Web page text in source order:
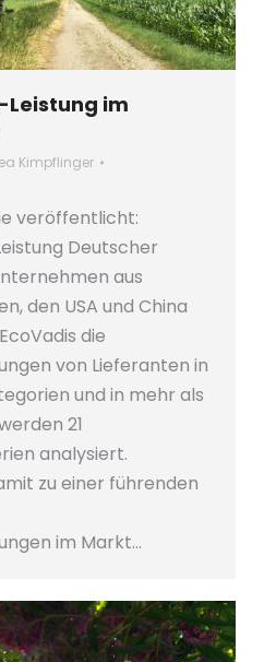
Leistung im
Kimpflinger
veröffentlicht:
Deutscher
aus
den USA und China
die
von Lieferanten in
und in mehr als
21
analysiert.
zu einer führenden
im Markt…